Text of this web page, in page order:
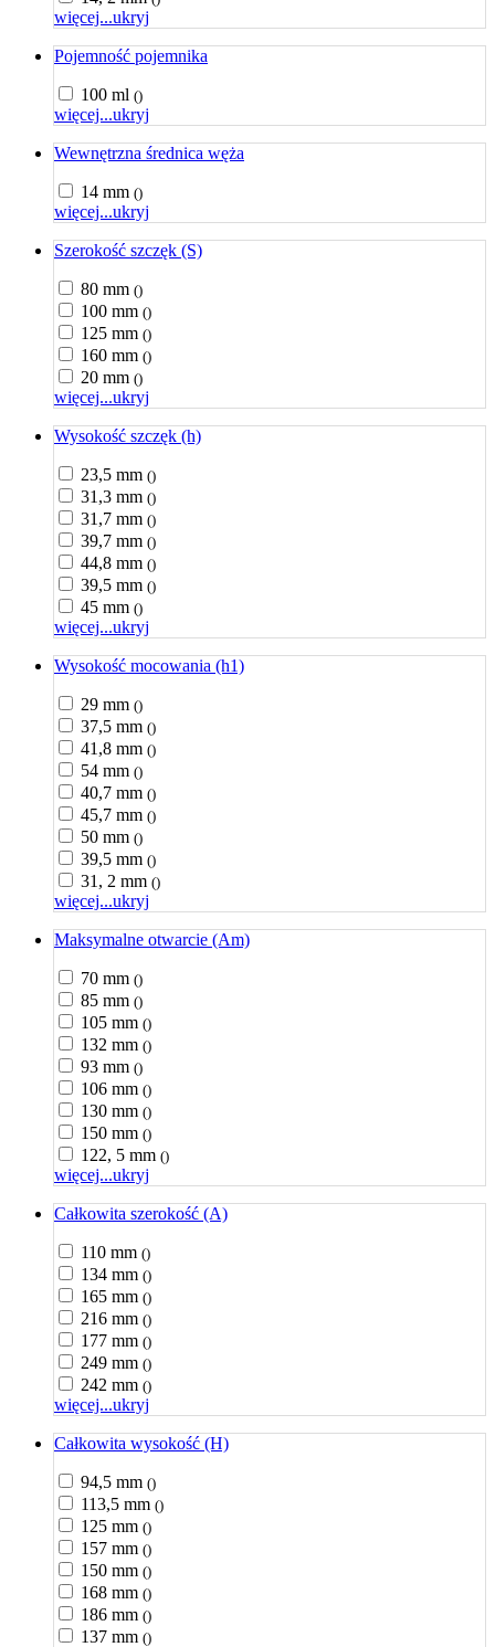
więcej...ukryj
Pojemność pojemnika
100 ml ()
więcej...ukryj
Wewnętrzna średnica węża
14 mm ()
więcej...ukryj
Szerokość szczęk (S)
80 mm ()
100 mm ()
125 mm ()
160 mm ()
20 mm ()
więcej...ukryj
Wysokość szczęk (h)
23,5 mm ()
31,3 mm ()
31,7 mm ()
39,7 mm ()
44,8 mm ()
39,5 mm ()
45 mm ()
więcej...ukryj
Wysokość mocowania (h1)
29 mm ()
37,5 mm ()
41,8 mm ()
54 mm ()
40,7 mm ()
45,7 mm ()
50 mm ()
39,5 mm ()
31, 2 mm ()
więcej...ukryj
Maksymalne otwarcie (Am)
70 mm ()
85 mm ()
105 mm ()
132 mm ()
93 mm ()
106 mm ()
130 mm ()
150 mm ()
122, 5 mm ()
więcej...ukryj
Całkowita szerokość (A)
110 mm ()
134 mm ()
165 mm ()
216 mm ()
177 mm ()
249 mm ()
242 mm ()
więcej...ukryj
Całkowita wysokość (H)
94,5 mm ()
113,5 mm ()
125 mm ()
157 mm ()
150 mm ()
168 mm ()
186 mm ()
137 mm ()